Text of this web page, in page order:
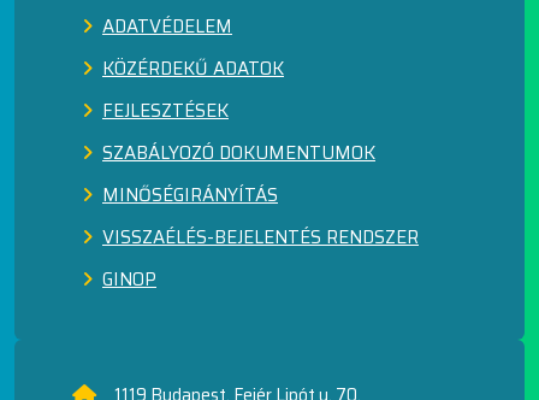
ADATVÉDELEM
KÖZÉRDEKŰ ADATOK
FEJLESZTÉSEK
SZABÁLYOZÓ DOKUMENTUMOK
MINŐSÉGIRÁNYÍTÁS
VISSZAÉLÉS-BEJELENTÉS RENDSZER
GINOP